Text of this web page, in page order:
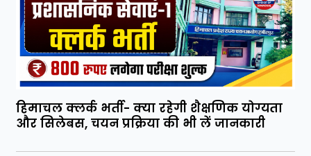
हिमाचल क्लर्क भर्ती- क्या रहेगी शैक्षणिक योग्यता
और सिलेबस, चयन प्रक्रिया की भी लें जानकारी